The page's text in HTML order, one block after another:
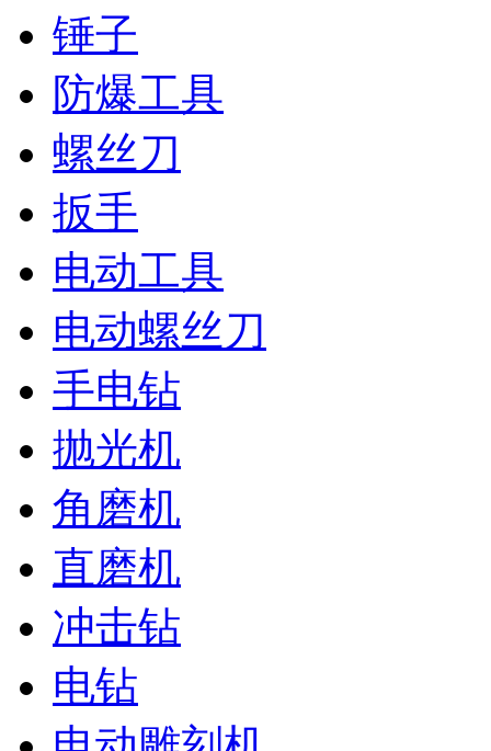
锤子
防爆工具
螺丝刀
扳手
电动工具
电动螺丝刀
手电钻
抛光机
角磨机
直磨机
冲击钻
电钻